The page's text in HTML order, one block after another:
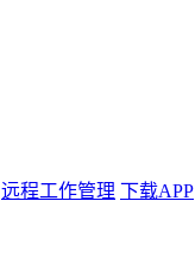
远程工作管理 下载APP